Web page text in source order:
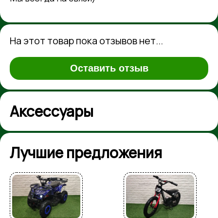
На этот товар пока отзывов нет...
Оставить отзыв
Аксессуары
Лучшие предложения